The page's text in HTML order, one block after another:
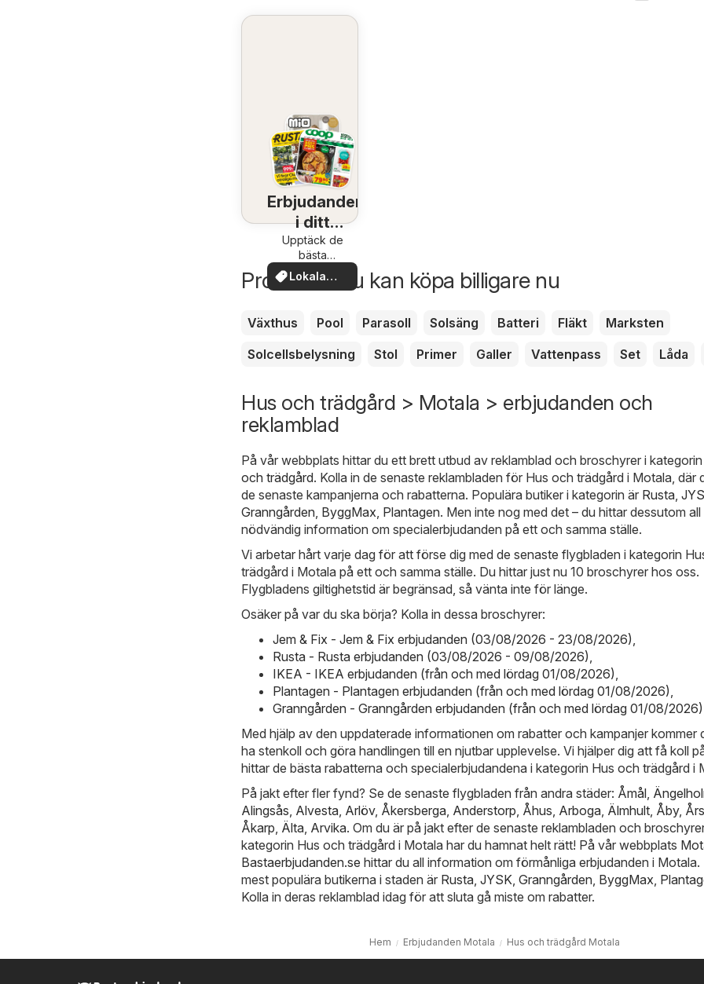
Erbjudanden
i ditt
område
Upptäck de
bästa
erbjudandena
nära dig
Lokala
erbjudanden
Produkter du kan köpa billigare nu
Växthus Pool Parasoll Solsäng Batteri Fläkt
Marksten
Solcellsbelysning
Stol Primer Galler Vattenpass Set Låda
Hus och trädgård > Motala > erbjudanden och
reklamblad
På vår webbplats hittar du ett brett utbud av reklamblad och broschyrer i
och trädgård. Kolla in de senaste reklambladen för Hus och trädgård i Motala, där
de senaste kampanjerna och rabatterna. Populära butiker i kategorin är Rusta,
Granngården, ByggMax, Plantagen. Men inte nog med det – du hittar dessutom all
nödvändig information om specialerbjudanden på ett och samma ställe.
Vi arbetar hårt varje dag för att förse dig med de senaste flygbladen i kategorin
trädgård i Motala på ett och samma ställe. Du hittar just nu 10 broschyrer hos oss.
Flygbladens giltighetstid är begränsad, så vänta inte för länge.
Osäker på var du ska börja? Kolla in dessa broschyrer:
Jem & Fix - Jem & Fix erbjudanden (03/08/2026 - 23/08/2026),
Rusta - Rusta erbjudanden (03/08/2026 - 09/08/2026),
IKEA - IKEA erbjudanden (från och med lördag 01/08/2026),
Plantagen - Plantagen erbjudanden (från och med lördag 01/08/2026),
Granngården - Granngården erbjudanden (från och med lördag 01/08/2026)
Med hjälp av den uppdaterade informationen om rabatter och kampanjer kommer
ha stenkoll och göra handlingen till en njutbar upplevelse. Vi hjälper dig att få koll
hittar de bästa rabatterna och specialerbjudandena i kategorin Hus och trädgård i
På jakt efter fler fynd? Se de senaste flygbladen från andra städer: Åmål,
Alingsås, Alvesta, Arlöv, Åkersberga, Anderstorp, Åhus, Arboga, Älmhult, Åby,
Åkarp, Älta, Arvika. Om du är på jakt efter de senaste reklambladen och
kategorin Hus och trädgård i Motala har du hamnat helt rätt! På vår webbplats
Bastaerbjudanden.se hittar du all information om förmånliga erbjudanden i Motala.
mest populära butikerna i staden är Rusta, JYSK, Granngården, ByggMax,
Kolla in deras reklamblad idag för att sluta gå miste om rabatter.
Hem Erbjudanden Motala Hus och trädgård Motala